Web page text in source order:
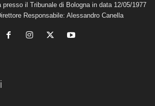
il Tribunale di Bologna in data 12/05/1977
Responsabile: Alessandro Canella